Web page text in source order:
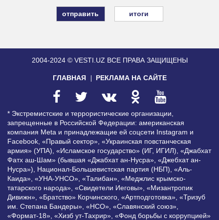
итоги
2004-2024 © VESTI.UZ ВСЕ ПРАВА ЗАЩИЩЕНЫ
ГЛАВНАЯ РЕКЛАМА НА САЙТЕ
* Экстремистские и террористические организации,
запрещенные в Российской Федерации: американская
компания Meta и принадлежащие ей соцсети Instagram и
Facebook, «Правый сектор», «Украинская повстанческая
армия» (УПА), «Исламское государство» (ИГ, ИГИЛ), «Джабхат
Фатх аш-Шам» (бывшая «Джабхат ан-Нусра», «Джебхат ан-
Нусра»), Национал-Большевистская партия (НБП), «Аль-
Каида», «УНА-УНСО», «Талибан», «Меджлис крымско-
татарского народа», «Свидетели Иеговы», «Мизантропик
Дивижн», «Братство» Корчинского, «Артподготовка», «Тризуб
им. Степана Бандеры», «НСО», «Славянский союз»,
«Формат-18», «Хизб ут-Тахрир», «Фонд борьбы с коррупцией»